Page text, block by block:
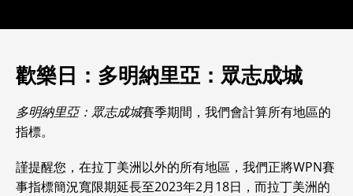
歡樂日：多明納里亞：眾志成城
多明納里亞：眾志成城賽季期間，我們會計算所有地區的
指標。
謹提醒您，在拉丁美洲以外的所有地區，我們正將WPN賽
事指標簡況寬限期延長至2023年2月18日，而拉丁美洲的